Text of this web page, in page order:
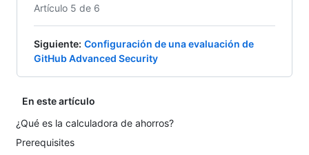
Artículo 5 de 6
Siguiente: Configuración de una evaluación de
GitHub Advanced Security
En este artículo
¿Qué es la calculadora de ahorros?
Prerequisites